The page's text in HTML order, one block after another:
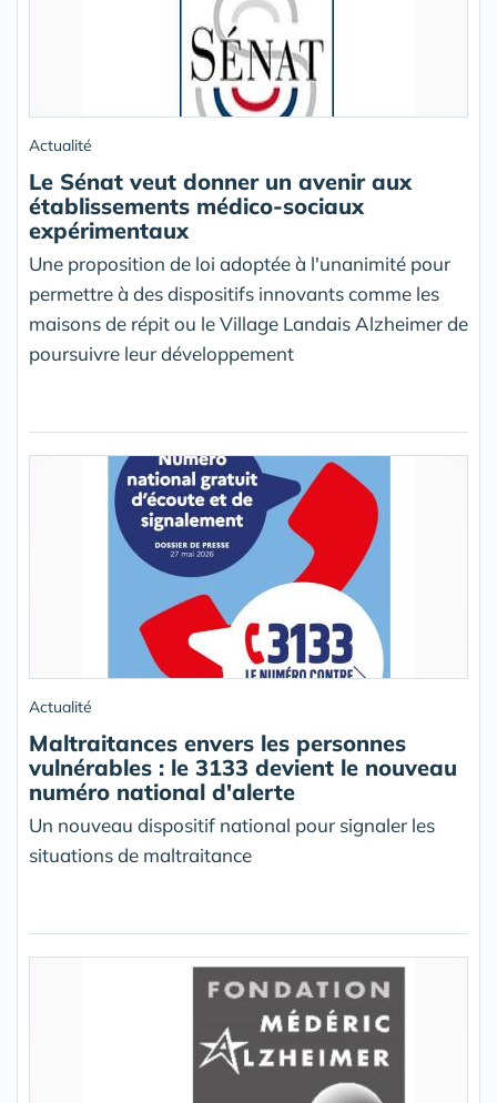
Actualité
Le Sénat veut donner un avenir aux
établissements médico-sociaux
expérimentaux
Une proposition de loi adoptée à l'unanimité pour
permettre à des dispositifs innovants comme les
maisons de répit ou le Village Landais Alzheimer de
poursuivre leur développement
Actualité
Maltraitances envers les personnes
vulnérables : le 3133 devient le nouveau
numéro national d'alerte
Un nouveau dispositif national pour signaler les
situations de maltraitance